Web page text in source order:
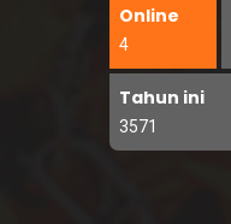
Online
4
Tahun ini
3571